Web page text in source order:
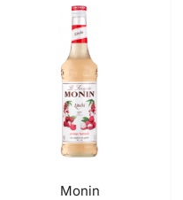
Monin